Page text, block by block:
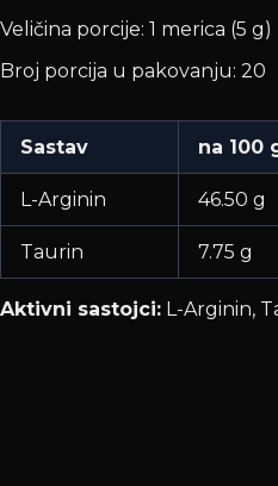
Veličina porcije: 1 merica (5 g)
Broj porcija u pakovanju: 20
Sastav na 100
L-Arginin 46.50 g
Taurin 7.75 g
Aktivni sastojci: L-Arginin,